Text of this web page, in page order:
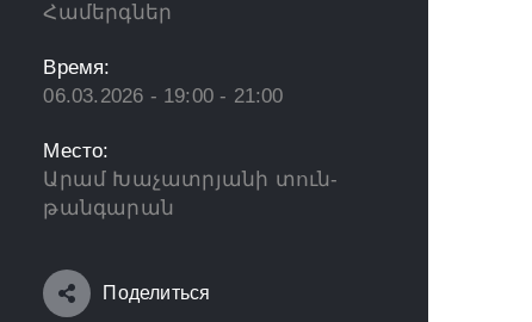
Համերգներ
Время:
06.03.2026 - 19:00 - 21:00
Место:
Արամ Խաչատրյանի տուն-
թանգարան
Поделиться